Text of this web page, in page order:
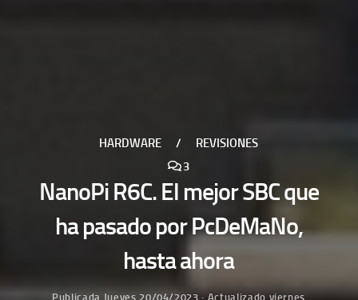
HARDWARE /
REVISIONES
3
NanoPi R6C. El mejor SBC que
ha pasado por PcDeMaNo,
hasta ahora
Publicada Jueves 20/04/2023 · Actualizado viernes